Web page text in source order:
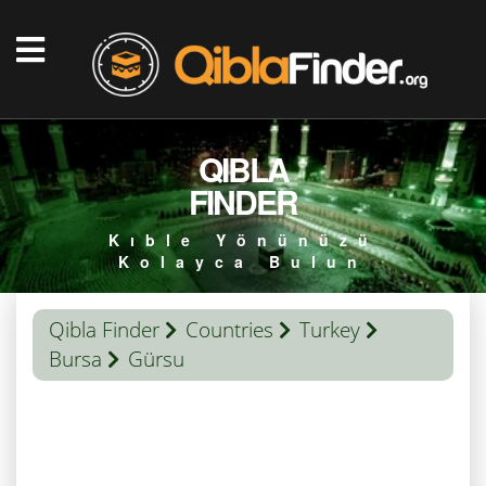
QIBLA
FINDER
Kıble Yönünüzü
Kolayca Bulun
Qibla Finder Countries
Turkey
Bursa
Gürsu